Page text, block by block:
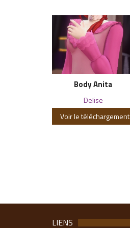
Body Anita
Delise
Voir le téléchargement
LIENS